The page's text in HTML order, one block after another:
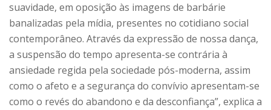
suavidade, em oposição às imagens de barbárie
banalizadas pela mídia, presentes no cotidiano social
contemporâneo. Através da expressão de nossa dança,
a suspensão do tempo apresenta-se contrária à
ansiedade regida pela sociedade pós-moderna, assim
como o afeto e a segurança do convívio apresentam-se
como o revés do abandono e da desconfiança”, explica a